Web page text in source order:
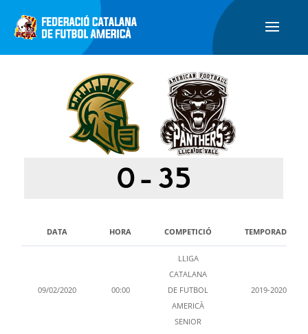
0- 35
DATA HORA COMPETICIÓ TEMPORADA
09/02/2020 00:00
LLIGA
CATALANA
DE FUTBOL
AMERICÀ
SENIOR
2019-2020